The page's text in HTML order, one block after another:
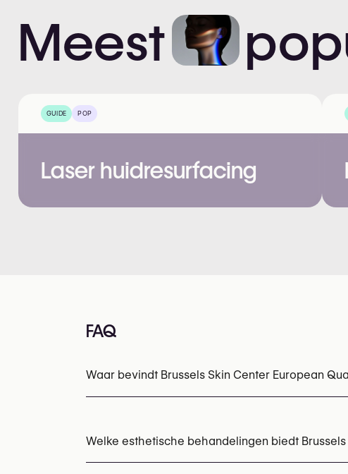
Meest
GUIDE POP
Laser huidresurfacing
FAQ
Waar bevindt Brussels Skin Center European
Welke esthetische behandelingen biedt